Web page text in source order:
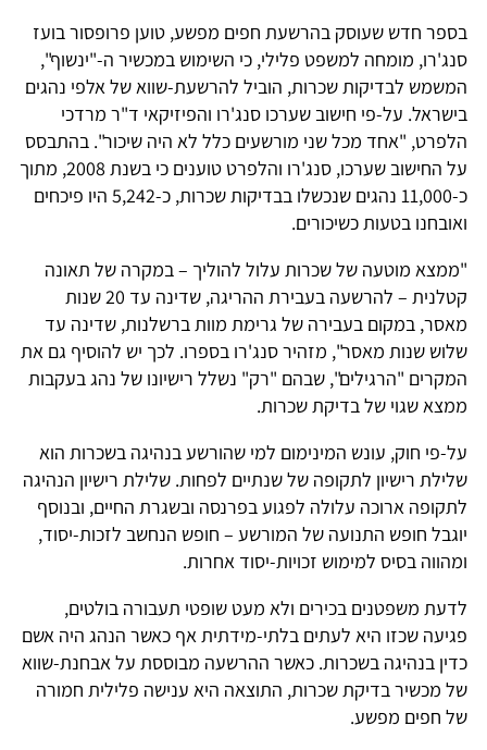
בספר חדש שעוסק בהרשעת חפים מפשע, טוען פרופסור בועז
סנג'רו, מומחה למשפט פלילי, כי השימוש במכשיר ה-"ינשוף",
המשמש לבדיקות שכרות, הוביל להרשעת-שווא של אלפי נהגים
בישראל. על-פי חישוב שערכו סנג'רו והפיזיקאי ד"ר מרדכי
הלפרט, "אחד מכל שני מורשעים כלל לא היה שיכור". בהתבסס
על החישוב שערכו, סנג'רו והלפרט טוענים כי בשנת 2008, מתוך
כ-11,000 נהגים שנכשלו בבדיקות שכרות, כ-5,242 היו פיכחים
ואובחנו בטעות כשיכורים.
"ממצא מוטעה של שכרות עלול להוליך – במקרה של תאונה
קטלנית – להרשעה בעבירת ההריגה, שדינה עד 20 שנות
מאסר, במקום בעבירה של גרימת מוות ברשלנות, שדינה עד
שלוש שנות מאסר", מזהיר סנג'רו בספרו. לכך יש להוסיף גם את
המקרים "הרגילים", שבהם "רק" נשלל רישיונו של נהג בעקבות
ממצא שגוי של בדיקת שכרות.
על-פי חוק, עונש המינימום למי שהורשע בנהיגה בשכרות הוא
שלילת רישיון לתקופה של שנתיים לפחות. שלילת רישיון הנהיגה
לתקופה ארוכה עלולה לפגוע בפרנסה ובשגרת החיים, ובנוסף
יוגבל חופש התנועה של המורשע – חופש הנחשב לזכות-יסוד,
ומהווה בסיס למימוש זכויות-יסוד אחרות.
לדעת משפטנים בכירים ולא מעט שופטי תעבורה בולטים,
פגיעה שכזו היא לעתים בלתי-מידתית אף כאשר הנהג היה אשם
כדין בנהיגה בשכרות. כאשר ההרשעה מבוססת על אבחנת-שווא
של מכשיר בדיקת שכרות, התוצאה היא ענישה פלילית חמורה
של חפים מפשע.